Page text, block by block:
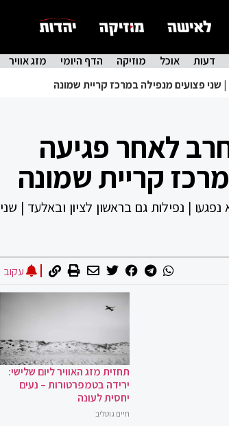
דעות אוכל מוזיקה הדף היומי מזג אוויר
שני פצועים מנפילה במרכז קריית שמונה
לאחר פגיעה
קריית שמונה
| נפילות גם בראשון לציון ובאלעד | שני
עקוב
תחזית מזג האוויר ליום שלישי:
ירידה בטמפרטורות – נעים
יחסית לעונה
חיים גוטליב